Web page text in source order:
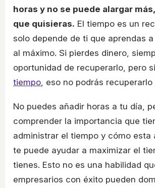
horas y no se puede alargar
que quisieras. El tiempo es un
solo depende de ti que aprendas
al máximo. Si pierdes dinero,
oportunidad de recuperarlo, pero
tiempo , eso no podrás recuperarlo
No puedes añadir horas a tu día,
comprender la importancia que
administrar el tiempo y cómo esta
te puede ayudar a maximizar el
tienes. Esto no es una habilidad
empresarios con éxito pueden